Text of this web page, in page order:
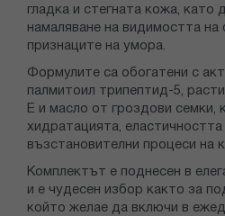
гладка и стегната кожа, като
намаляване на видимостта на
признаците на умора.
Формулите са обогатени с
палмитоил трипептид-5,
Е и масло от гроздови семки,
хидратацията,
възстановителни процеси на
Комплектът е поднесен в
и е чудесен избор както за
който желае да включи в